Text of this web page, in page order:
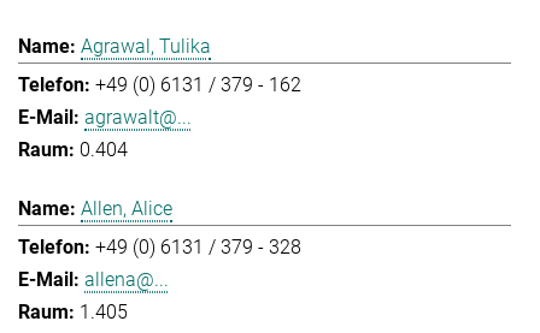
Agrawal, Tulika
+49 (0) 6131 / 379 - 162
agrawalt@...
0.404
Allen, Alice
+49 (0) 6131 / 379 - 328
allena@...
1.405